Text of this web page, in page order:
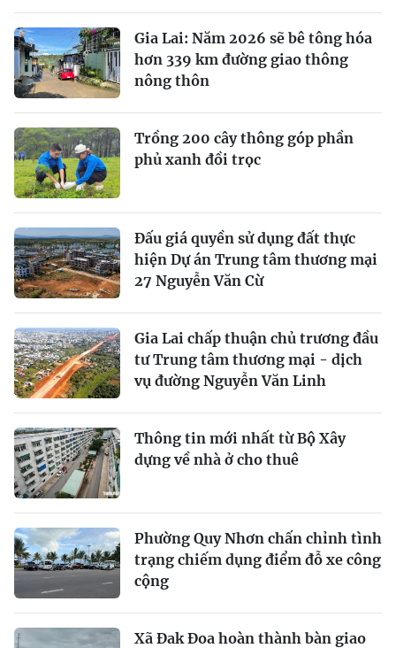
Gia Lai: Năm 2026 sẽ bê tông hóa
hơn 339 km đường giao thông
nông thôn
Trồng 200 cây thông góp phần
phủ xanh đồi trọc
Đấu giá quyền sử dụng đất thực
hiện Dự án Trung tâm thương mại
27 Nguyễn Văn Cừ
Gia Lai chấp thuận chủ trương đầu
tư Trung tâm thương mại - dịch
vụ đường Nguyễn Văn Linh
Thông tin mới nhất từ Bộ Xây
dựng về nhà ở cho thuê
Phường Quy Nhơn chấn chỉnh tình
trạng chiếm dụng điểm đỗ xe công
cộng
Xã Đak Đoa hoàn thành bàn giao